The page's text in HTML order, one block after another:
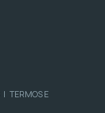
| TERMOS E